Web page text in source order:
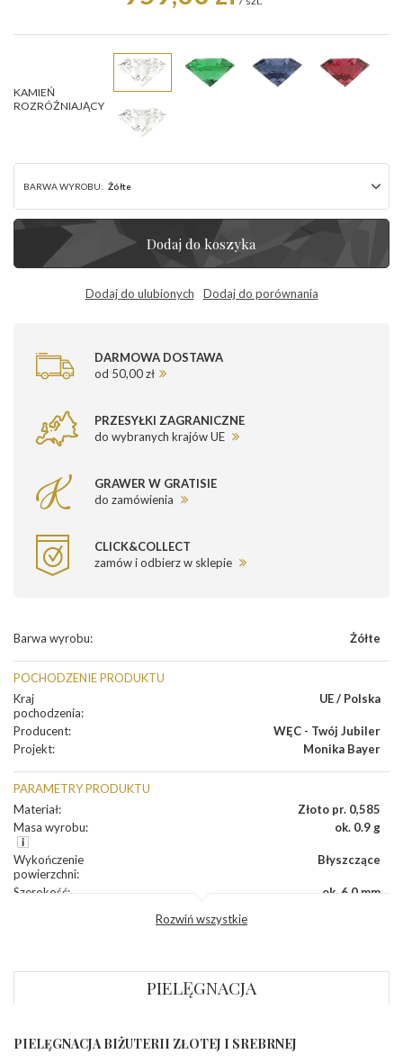
KAMIEŃ
ROZRÓŻNIAJĄCY
BARWA WYROBU: Żółte
Dodaj do koszyka
Dodaj do ulubionych Dodaj do porównania
DARMOWA DOSTAWA
od 50,00 zł
PRZESYŁKI ZAGRANICZNE
do wybranych krajów UE
GRAWER W GRATISIE
do zamówienia
CLICK&COLLECT
zamów i odbierz w sklepie
Barwa wyrobu: Żółte
POCHODZENIE PRODUKTU
Kraj
pochodzenia:
UE / Polska
Producent:
WĘC - Twój Jubiler
Projekt: Monika Bayer
PARAMETRY PRODUKTU
Materiał:
Złoto pr. 0,585
Masa wyrobu: ok. 0.9 g
Wykończenie
powierzchni:
Błyszczące
Szerokość:
ok. 6,0 mm
kamieni
Szlif kamieni
Fasetowy okrągły
Rozwiń wszystkie
PIELĘGNACJA
PIELĘGNACJA BIŻUTERII ZŁOTEJ I SREBRNEJ